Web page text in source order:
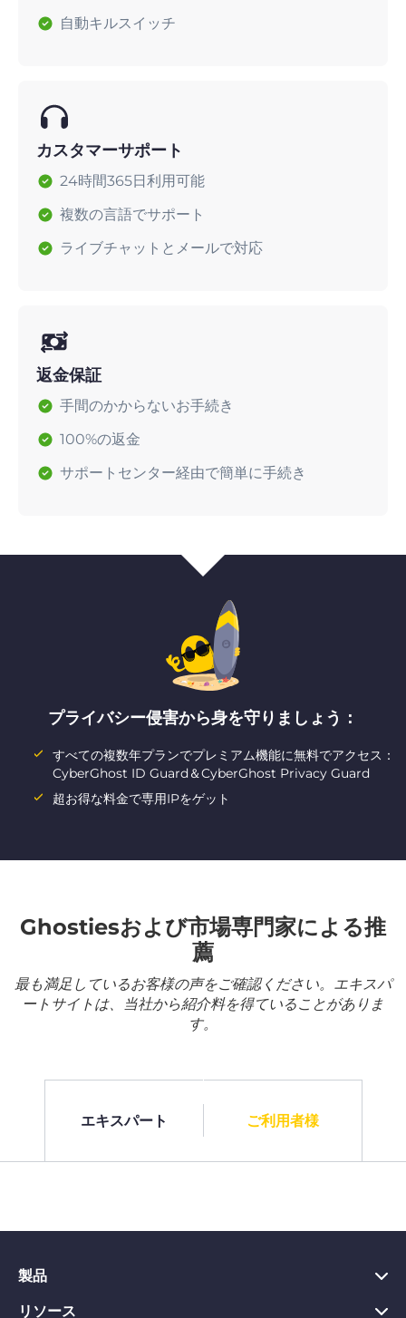
自動キルスイッチ
カスタマーサポート
24時間365日利用可能
複数の言語でサポート
ライブチャットとメールで対応
返金保証
手間のかからないお手続き
100%の返金
サポートセンター経由で簡単に手続き
プライバシー侵害から身を守りましょう：
すべての複数年プランでプレミアム機能に無料でアクセス：
CyberGhost ID Guard＆CyberGhost Privacy Guard
超お得な料金で専用IPをゲット
Ghostiesおよび市場専門家による推
薦
最も満足しているお客様の声をご確認ください。エキスパ
ートサイトは、当社から紹介料を得ていることがありま
す。
エキスパート ご利用者様
製品
PC向けVPN
リソース